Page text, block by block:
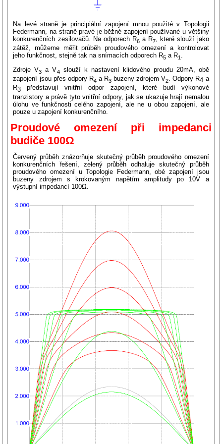
Na levé straně je principiální zapojení mnou použité v Topologii
Federmann, na straně pravé je běžné zapojení používané u většiny
konkurenčních zesilovačů. Na odporech R6a R7
, které slouží jako
zátěž, můžeme měřit průběh proudového omezení a kontrolovat
jeho funkčnost, stejně tak na snímacích odporech R5 a R1
Zdroje V3 a V4
slouží k nastavení klidového proudu 20mA, obě
zapojení jsou přes odpory R4 a R3 buzeny zdrojem V2 . Odpory R4 a
R3 představují vnitřní odpor zapojení, které budí výkonové
tranzistory a právě tyto vnitřní odpory, jak se ukazuje hrají nemalou
úlohu ve funkčnosti celého zapojení, ale ne u obou zapojení, ale
pouze u zapojení konkurenčního.
Proudové omezení při impedanci
budiče 100Ω
Červený průběh znázorňuje skutečný průběh proudového omezení
konkurenčních řešení, zelený průběh odhaluje skutečný průběh
proudového omezení u Topologie Federmann, obé zapojení jsou
buzeny zdrojem s krokovaným napětím amplitudy po 10V a
výstupní impedancí 100Ω.